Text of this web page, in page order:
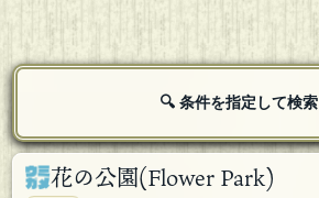
条件を指定して検索
花の公園(Flower Park)